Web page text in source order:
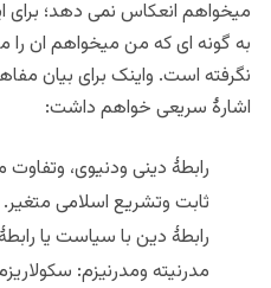
میخواهم انعکاس نمی دهد؛ برای
به گونه ای که من میخواهم ان را
نگرفته است. واینک برای بیان
اشارۀ سریعی خواهم داشت:
رابطۀ دینی ودنیوی،
ثابت وتشریع اسلامی متغیر.
رابطۀ دین با سیاست یا
مدرنیته ومدرنیزم: